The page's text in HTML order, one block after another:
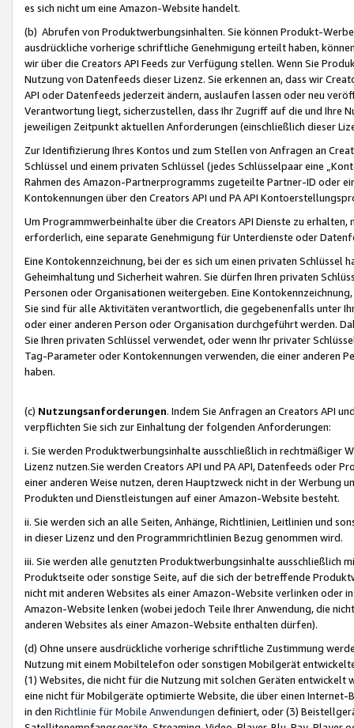
es sich nicht um eine Amazon-Website handelt.
(b) Abrufen von Produktwerbungsinhalten. Sie können Produkt-
ausdrückliche vorherige schriftliche Genehmigung erteilt haben,
wir über die Creators API Feeds zur Verfügung stellen. Wenn Sie
Nutzung von Datenfeeds dieser Lizenz. Sie erkennen an, dass wir
API oder Datenfeeds jederzeit ändern, auslaufen lassen oder neu
Verantwortung liegt, sicherzustellen, dass Ihr Zugriff auf die und Ihre
jeweiligen Zeitpunkt aktuellen Anforderungen (einschließlich dieser
Zur Identifizierung Ihres Kontos und zum Stellen von Anfragen an
Schlüssel und einem privaten Schlüssel (jedes Schlüsselpaar eine
Rahmen des Amazon-Partnerprogramms zugeteilte Partner-ID oder
Kontokennungen über den Creators API und PA API
Um Programmwerbeinhalte über die Creators API Dienste zu
erforderlich, eine separate Genehmigung für Unterdienste oder
Eine Kontokennzeichnung, bei der es sich um einen privaten
Geheimhaltung und Sicherheit wahren. Sie dürfen Ihren privaten
Personen oder Organisationen weitergeben. Eine
Sie sind für alle Aktivitäten verantwortlich, die gegebenenfalls unter
oder einer anderen Person oder Organisation durchgeführt werden.
Sie Ihren privaten Schlüssel verwendet, oder wenn Ihr privater
Tag-Parameter oder Kontokennungen verwenden, die einer anderen
haben.
(c) Nutzungsanforderungen. Indem Sie Anfragen an Creators API
verpflichten Sie sich zur Einhaltung der folgenden Anforderungen:
i. Sie werden Produktwerbungsinhalte ausschließlich in rechtmäßiger
Lizenz nutzen.Sie werden Creators API und PA API, Datenfeeds oder
einer anderen Weise nutzen, deren Hauptzweck nicht in der Werbung
Produkten und Dienstleistungen auf einer Amazon-Website besteht.
ii. Sie werden sich an alle Seiten, Anhänge, Richtlinien, Leitlinien und
in dieser Lizenz und den Programmrichtlinien Bezug genommen wird.
iii. Sie werden alle genutzten Produktwerbungsinhalte ausschließlich
Produktseite oder sonstige Seite, auf die sich der betreffende
nicht mit anderen Websites als einer Amazon-Website verlinken oder
Amazon-Website lenken (wobei jedoch Teile Ihrer Anwendung, die
anderen Websites als einer Amazon-Website enthalten dürfen).
(d) Ohne unsere ausdrückliche vorherige schriftliche Zustimmung
Nutzung mit einem Mobiltelefon oder sonstigen Mobilgerät
(1) Websites, die nicht für die Nutzung mit solchen Geräten
eine nicht für Mobilgeräte optimierte Website, die über einen
in den Richtlinie für Mobile Anwendungen definiert, oder (3)